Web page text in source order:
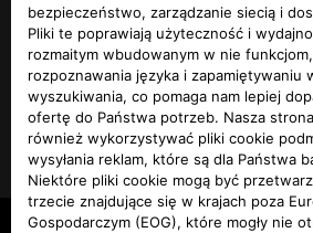
Dołącz do naszych partnerów!
WYŚLIJ